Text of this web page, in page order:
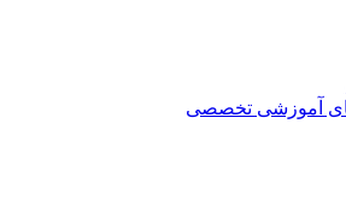
آموزشی تخصصی